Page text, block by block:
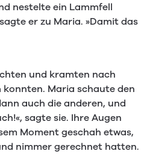
nestelte ein Lammfell
er zu Maria. »Damit das
und kramten nach
konnten. Maria schaute den
auch die anderen, und
sagte sie. Ihre Augen
Moment geschah etwas,
nimmer gerechnet hatten.